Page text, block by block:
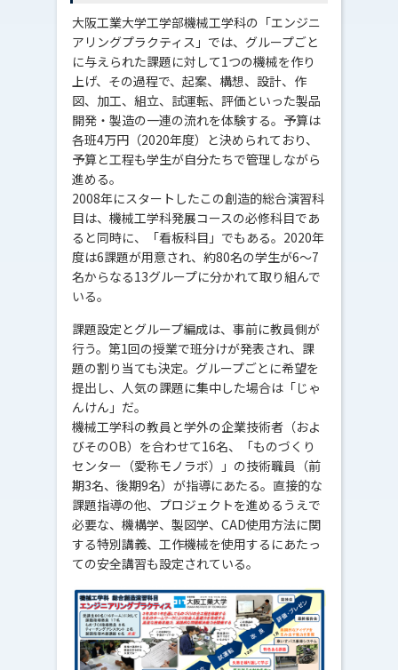
大阪工業大学工学部機械工学科の「エンジニ
アリングプラクティス」では、グループごと
に与えられた課題に対して1つの機械を作り
上げ、その過程で、起案、構想、設計、作
図、加工、組立、試運転、評価といった製品
開発・製造の一連の流れを体験する。予算は
各班4万円（2020年度）と決められており、
予算と工程も学生が自分たちで管理しながら
進める。
2008年にスタートしたこの創造的総合演習科
目は、機械工学科発展コースの必修科目であ
ると同時に、「看板科目」でもある。2020年
度は6課題が用意され、約80名の学生が6～7
名からなる13グループに分かれて取り組んで
いる。
課題設定とグループ編成は、事前に教員側が
行う。第1回の授業で班分けが発表され、課
題の割り当ても決定。グループごとに希望を
提出し、人気の課題に集中した場合は「じゃ
んけん」だ。
機械工学科の教員と学外の企業技術者（およ
びそのOB）を合わせて16名、「ものづくり
センター（愛称モノラボ）」の技術職員（前
期3名、後期9名）が指導にあたる。直接的な
課題指導の他、プロジェクトを進めるうえで
必要な、機構学、製図学、CAD使用方法に関
する特別講義、工作機械を使用するにあたっ
ての安全講習も設定されている。